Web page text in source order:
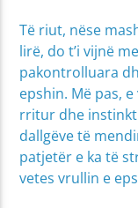
Të riut, nëse
lirë, do t’i vijnë
pakontrolluara
epshin. Më pas,
rritur dhe
dallgëve të
patjetër e ka të
vetes vrullin e